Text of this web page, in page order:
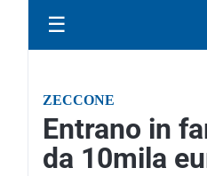
☰
ZECCONE
Entrano in
da 10mila